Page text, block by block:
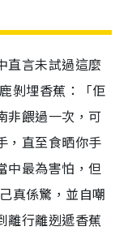
直言未試過這麼
剝埋香蕉：「佢
非餵過一次，可
，直至食晒你手
中最為害怕，但
真係驚，並自嘲
離行離迾遞香蕉